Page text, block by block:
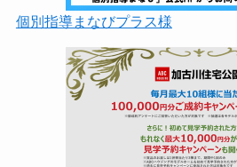
個別指導まなびプラス様